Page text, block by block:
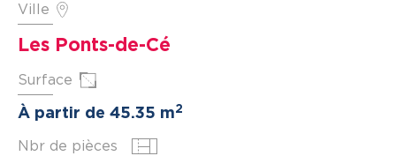
Ville
Les Ponts-de-Cé
Surface
À partir de 45.35 m2
Nbr de pièces